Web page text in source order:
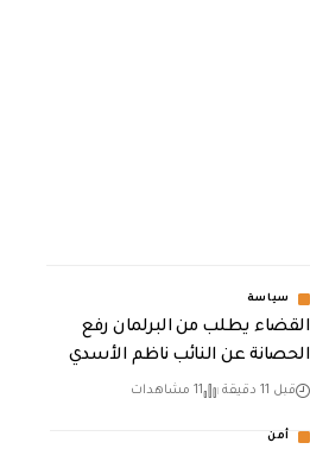
سياسة
القضاء يطلب من البرلمان رفع
الحصانة عن النائب ناظم الأسدي
قبل 11 دقيقة 11 مشاهدات
أمن